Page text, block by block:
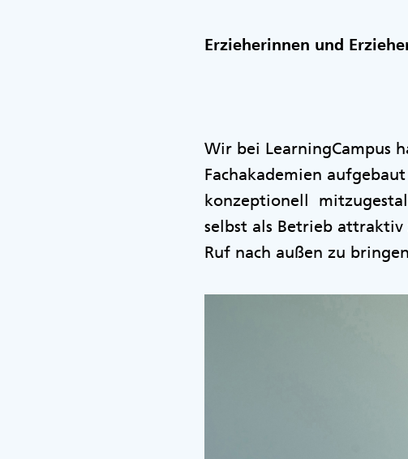
Erzieherinnen und
Wir bei LearningCampus
Fachakademien
konzeptionell
selbst als Betrieb
Ruf nach außen zu